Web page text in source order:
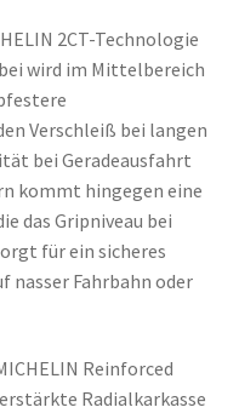
2CT-Technologie
wird im Mittelbereich
Verschleiß bei langen
bei Geradeausfahrt
kommt hingegen eine
das Gripniveau bei
für ein sicheres
nasser Fahrbahn oder
Reinforced
Radialkarkasse